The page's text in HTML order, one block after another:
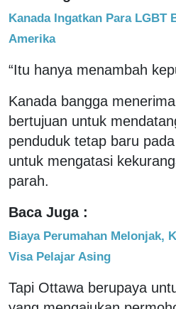
Kanada Ingatkan Para LGBT
Amerika
“Itu hanya menambah
Kanada bangga
bertujuan untuk
penduduk tetap baru
untuk mengatasi
parah.
Baca Juga :
Biaya Perumahan Melonjak,
Visa Pelajar Asing
Tapi Ottawa berupaya